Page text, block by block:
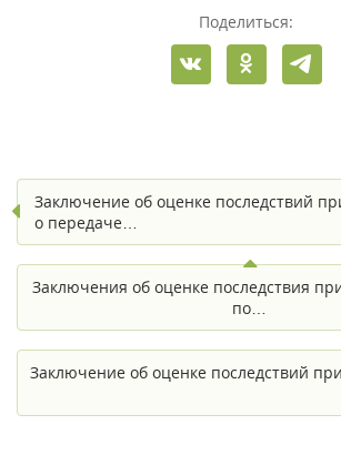
Поделиться:
Заключение об оценке последствий
о передаче…
Заключения об оценке последствия
по…
Заключение об оценке последствий